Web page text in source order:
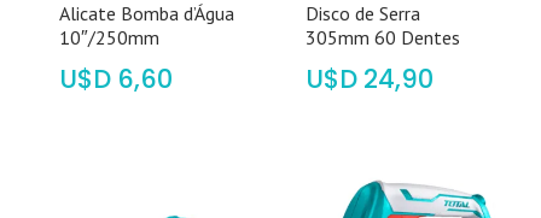
Alicate Bomba d’Água
10″/250mm
$ 6,60
Disco de Serra
305mm 60 Dentes
$ 24,90